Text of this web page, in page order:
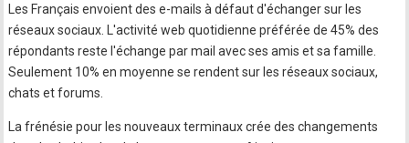
Les Français envoient des e-mails à défaut d'échanger sur les
réseaux sociaux. L'activité web quotidienne préférée de 45% des
répondants reste l'échange par mail avec ses amis et sa famille.
Seulement 10% en moyenne se rendent sur les réseaux sociaux,
chats et forums.
La frénésie pour les nouveaux terminaux crée des changements